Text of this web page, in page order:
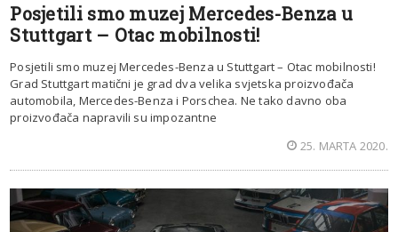
Posjetili smo muzej Mercedes-Benza u
Stuttgart – Otac mobilnosti!
Posjetili smo muzej Mercedes-Benza u Stuttgart – Otac mobilnosti!
Grad Stuttgart matični je grad dva velika svjetska proizvođača
automobila, Mercedes-Benza i Porschea. Ne tako davno oba
proizvođača napravili su impozantne
25. MARTA 2020.